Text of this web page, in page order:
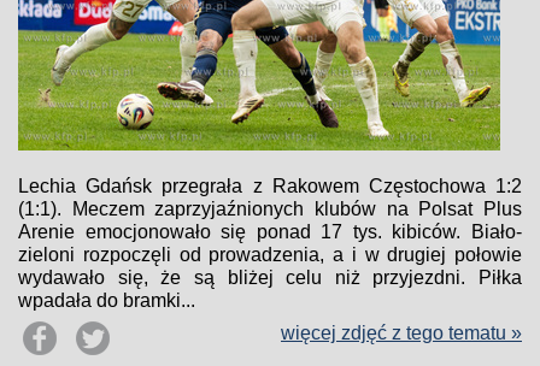
Lechia Gdańsk przegrała z Rakowem Częstochowa 1:2
(1:1). Meczem zaprzyjaźnionych klubów na Polsat Plus
Arenie emocjonowało się ponad 17 tys. kibiców. Biało-
zieloni rozpoczęli od prowadzenia, a i w drugiej połowie
wydawało się, że są bliżej celu niż przyjezdni. Piłka
wpadała do bramki...
więcej zdjęć z tego tematu »